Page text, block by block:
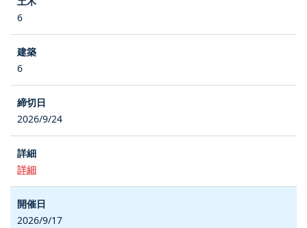
6
6
2026/9/24
詳細
2026/9/17